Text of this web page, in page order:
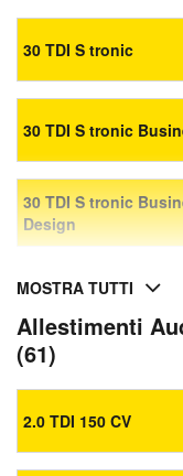
30 TDI S tronic
30 TDI S tronic
30 TDI S tronic
Design
MOSTRA TUTTI
Allestimenti
(61)
2.0 TDI 150 CV